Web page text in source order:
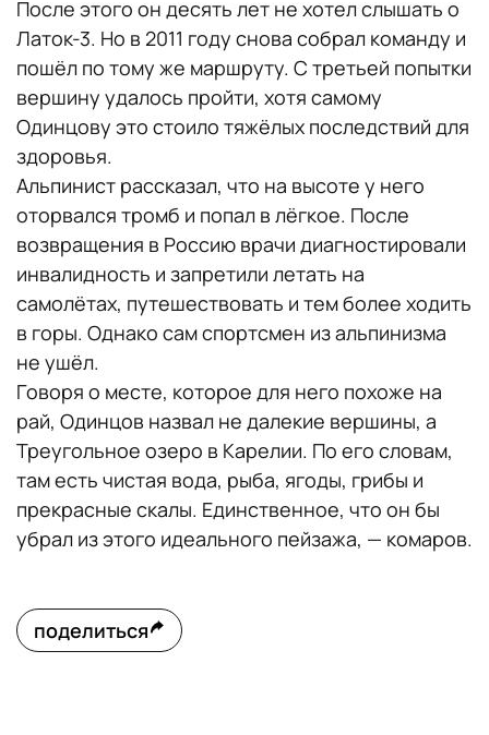
После этого он десять лет не хотел слышать о
Латок-3. Но в 2011 году снова собрал команду и
пошёл по тому же маршруту. С третьей попытки
вершину удалось пройти, хотя самому
Одинцову это стоило тяжёлых последствий для
здоровья.
Альпинист рассказал, что на высоте у него
оторвался тромб и попал в лёгкое. После
возвращения в Россию врачи диагностировали
инвалидность и запретили летать на
самолётах, путешествовать и тем более ходить
в горы. Однако сам спортсмен из альпинизма
не ушёл.
Говоря о месте, которое для него похоже на
рай, Одинцов назвал не далекие вершины, а
Треугольное озеро в Карелии. По его словам,
там есть чистая вода, рыба, ягоды, грибы и
прекрасные скалы. Единственное, что он бы
убрал из этого идеального пейзажа, — комаров.
поделиться